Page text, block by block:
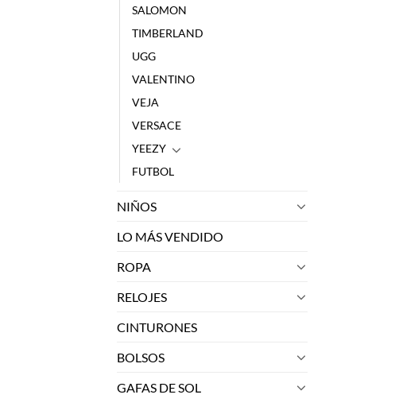
SALOMON
TIMBERLAND
UGG
VALENTINO
VEJA
VERSACE
YEEZY
FUTBOL
NIÑOS
LO MÁS VENDIDO
ROPA
RELOJES
CINTURONES
BOLSOS
GAFAS DE SOL